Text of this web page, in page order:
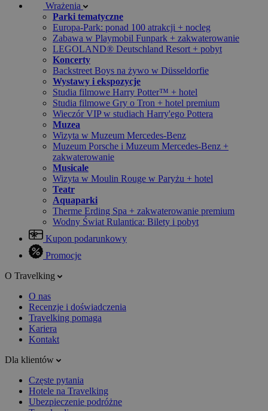
Wrażenia
Parki tematyczne
Europa-Park: ponad 100 atrakcji + nocleg
Zabawa w Playmobil Funpark + zakwaterowanie
LEGOLAND® Deutschland Resort + pobyt
Koncerty
Backstreet Boys na żywo w Düsseldorfie
Wystawy i ekspozycje
Studia filmowe Harry Potter™ + hotel
Studia filmowe Gry o Tron + hotel premium
Wieczór VIP w studiach Harry'ego Pottera
Muzea
Wizyta w Muzeum Mercedes-Benz
Muzeum Porsche i Muzeum Mercedes-Benz +
zakwaterowanie
Musicale
Wizyta w Moulin Rouge w Paryżu + hotel
Teatr
Aquaparki
Therme Erding Spa + zakwaterowanie premium
Wodny Świat Rulantica: Bilety i pobyt
Kupon podarunkowy
Promocje
O Travelking
O nas
Recenzje i doświadczenia
Travelking pomaga
Kariera
Kontakt
Dla klientów
Częste pytania
Hotele na Travelking
Ubezpieczenie podróżne